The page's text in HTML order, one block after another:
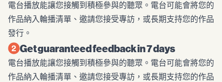
電台播放能讓您接觸到積極參與的聽眾。電台可能會將您的
作品納入輪播清單、邀請您接受專訪，或長期支持您的作品
發行。
Get guaranteed feedback in 7 days
電台播放能讓您接觸到積極參與的聽眾。電台可能會將您的
作品納入輪播清單、邀請您接受專訪，或長期支持您的作品